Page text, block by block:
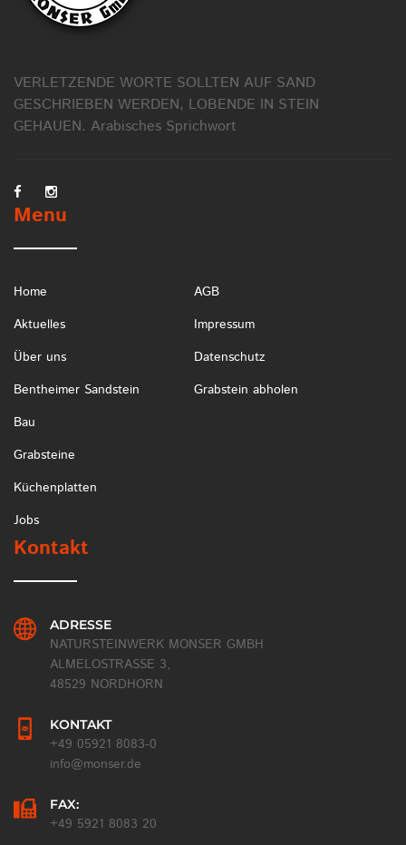
VERLETZENDE WORTE SOLLTEN AUF SAND
GESCHRIEBEN WERDEN, LOBENDE IN STEIN
GEHAUEN. Arabisches Sprichwort
Menu
Home
Aktuelles
Über uns
Bentheimer Sandstein
Bau
Grabsteine
Küchenplatten
Jobs
AGB
Impressum
Datenschutz
Grabstein abholen
Kontakt
ADRESSE
NATURSTEINWERK MONSER GMBH
ALMELOSTRASSE 3,
48529 NORDHORN
KONTAKT
+49 05921 8083-0
info@monser.de
FAX:
+49 5921 8083 20